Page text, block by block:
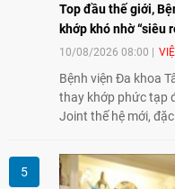
Top đầu thế giới,
khớp khó nhờ “siêu
10/08/2026 08:00
Bệnh viện Đa khoa
thay khớp phức tạp
Joint thế hệ mới,
mở ra cơ hội mới
cơ “tàn phế”.